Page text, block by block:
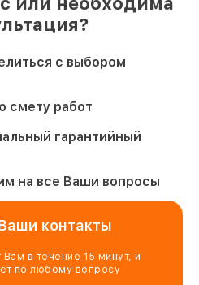
с выбором
смету работ
гарантийный
на все Ваши вопросы
контакты
в течение 15 минут, и
по любому вопросу